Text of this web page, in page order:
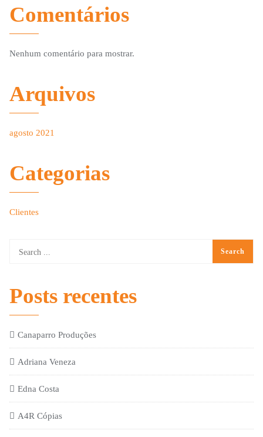
Comentários
Nenhum comentário para mostrar.
Arquivos
agosto 2021
Categorias
Clientes
Posts recentes
Canaparro Produções
Adriana Veneza
Edna Costa
A4R Cópias